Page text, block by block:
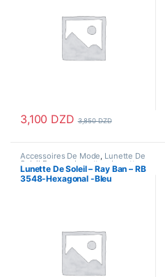
3,100 DZD 3,850DZD
Accessoires De Mode, Lunette De
Soleil Femme Lunettes Lunettes
De Soleil ,Lunettes De Soleil
Homme
Lunette De Soleil – Ray Ban – RB
3548-Hexagonal -Bleu